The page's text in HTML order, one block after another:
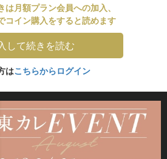
は月額プラン会員への加入、
コイン購入をすると読めます
して続きを読む
はこちらからログイン